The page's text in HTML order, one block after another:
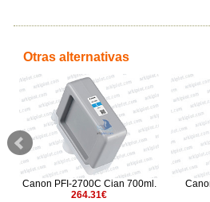
Otras alternativas
Canon PFI-2700C Cian 700ml.
264.31€